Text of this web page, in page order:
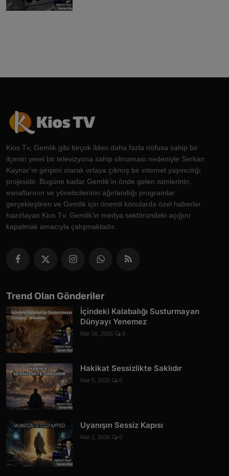
Kios Tv, Gemlik gibi birçok ilden daha fazla nüfusa sahip bir
ilçenin yerel bir televizyona sahip olmaması nedeniyle Serkan
Kaynar’ın girişimi olarak ortaya çıkmış bir internet yayıncılığı
projesidir. Bugüne kadar Gemlik’in önde gelen isimlerinin,
esnaflarının ve yöneticilerinin ağırlandığı programlar
gerçekleştiren ve Gemlik için önemli konularda özel haberler
hazırlayan Kios Tv, Gemlik’in medya sektöründeki açığını
kapatmak amacıyla çalışmaktadır.
Trend Olan Gönderiler
İçindeki Kalabalığı Susturmayan
Dünyayı Yenemez
Mar 16, 2026 0
Hakikat Sessizlikte Saklıdır
Mar 5, 2026 0
Uyanışın Sessiz Kapısı
Mar 2, 2026 0